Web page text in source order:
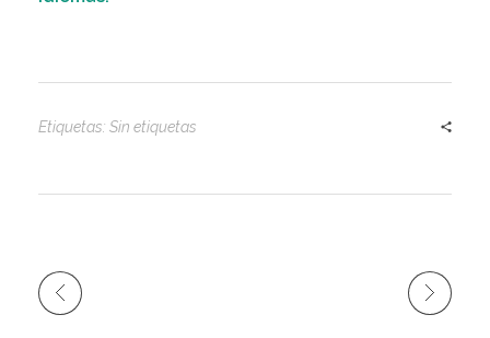
Etiquetas: Sin etiquetas